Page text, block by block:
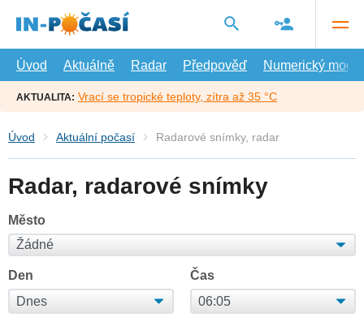
hlavní
Úvod
Aktuálně Radar Předpověď Numerický model
AKTUALITA: Vrací se tropické teploty, zítra až 35 °C
Úvod Aktuální počasí Radarové snímky, radar
Radar, radarové snímky
Město
Den Čas